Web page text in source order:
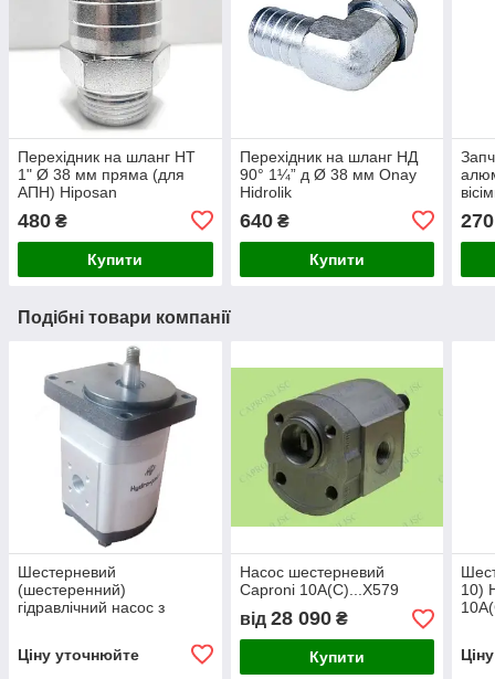
Перехідник на шланг НТ
1" Ø 38 мм пряма (для
АПН) Hiposan
480 ₴
Купити
Перехідник на шланг НД
90° 1¼” д Ø 38 мм Onay
Hidrolik
640₴
Купити
270
Подібні товари компанії
Шестерневий
(шестеренний)
гідравлічний насос з
Ціну уточнюйте
Насос шестерневий
Caproni 10A(C)...X579
від 28 090₴
Купити
10)